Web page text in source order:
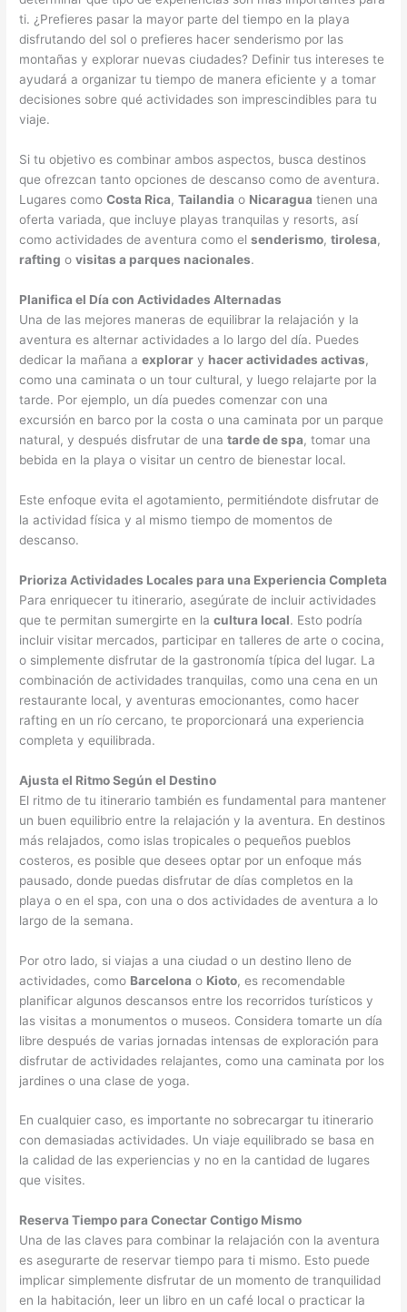
ti. ¿Prefieres pasar la mayor parte del tiempo en la playa
disfrutando del sol o prefieres hacer senderismo por las
montañas y explorar nuevas ciudades? Definir tus intereses te
ayudará a organizar tu tiempo de manera eficiente y a tomar
decisiones sobre qué actividades son imprescindibles para tu
viaje.
Si tu objetivo es combinar ambos aspectos, busca destinos
que ofrezcan tanto opciones de descanso como de aventura.
Lugares comoCosta Rica,Tailandia o Nicaragua tienen una
oferta variada, que incluye playas tranquilas y resorts, así
como actividades de aventura como elsenderismo,tirolesa,
rafting ovisitas a parques nacionales.
Planifica el Día con Actividades Alternadas
Una de las mejores maneras de equilibrar la relajación y la
aventura es alternar actividades a lo largo del día. Puedes
dedicar la mañana aexplorar y hacer actividades activas,
como una caminata o un tour cultural, y luego relajarte por la
tarde. Por ejemplo, un día puedes comenzar con una
excursión en barco por la costa o una caminata por un parque
natural, y después disfrutar de unatarde de spa, tomar una
bebida en la playa o visitar un centro de bienestar local.
Este enfoque evita el agotamiento, permitiéndote disfrutar de
la actividad física y al mismo tiempo de momentos de
descanso.
Prioriza Actividades Locales para una Experiencia Completa
Para enriquecer tu itinerario, asegúrate de incluir actividades
que te permitan sumergirte en lacultura local. Esto podría
incluir visitar mercados, participar en talleres de arte o cocina,
o simplemente disfrutar de la gastronomía típica del lugar. La
combinación de actividades tranquilas, como una cena en un
restaurante local, y aventuras emocionantes, como hacer
rafting en un río cercano, te proporcionará una experiencia
completa y equilibrada.
Ajusta el Ritmo Según el Destino
El ritmo de tu itinerario también es fundamental para mantener
un buen equilibrio entre la relajación y la aventura. En destinos
más relajados, como islas tropicales o pequeños pueblos
costeros, es posible que desees optar por un enfoque más
pausado, donde puedas disfrutar de días completos en la
playa o en el spa, con una o dos actividades de aventura a lo
largo de la semana.
Por otro lado, si viajas a una ciudad o un destino lleno de
actividades, como Barcelona o Kioto, es recomendable
planificar algunos descansos entre los recorridos turísticos y
las visitas a monumentos o museos. Considera tomarte un día
libre después de varias jornadas intensas de exploración para
disfrutar de actividades relajantes, como una caminata por los
jardines o una clase de yoga.
En cualquier caso, es importante no sobrecargar tu itinerario
con demasiadas actividades. Un viaje equilibrado se basa en
la calidad de las experiencias y no en la cantidad de lugares
que visites.
Reserva Tiempo para Conectar Contigo Mismo
Una de las claves para combinar la relajación con la aventura
es asegurarte de reservar tiempo para ti mismo. Esto puede
implicar simplemente disfrutar de un momento de tranquilidad
en la habitación, leer un libro en un café local o practicar la